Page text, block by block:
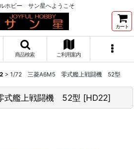
ホビー サン星へようこそ
カート
商品検索 ご利用案内
> 1/72 三菱A6M5 零式艦上戦闘機 52型
艦上戦闘機 52型 [HD22]